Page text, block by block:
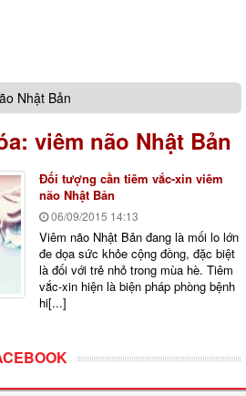
Nhật Bản
viêm não Nhật Bản
Đối tượng cần tiêm vắc-xin viêm
não Nhật Bản
06/09/2015 14:13
Viêm não Nhật Bản đang là mối lo lớn
đe dọa sức khỏe cộng đồng, đặc biệt
là đối với trẻ nhỏ trong mùa hè. Tiêm
vắc-xin hiện là biện pháp phòng bệnh
hi[...]